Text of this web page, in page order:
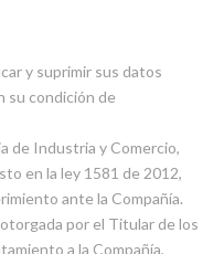
y suprimir sus datos
su condición de
de Industria y Comercio,
en la ley 1581 de 2012,
ante la Compañía.
por el Titular de los
a la Compañía,